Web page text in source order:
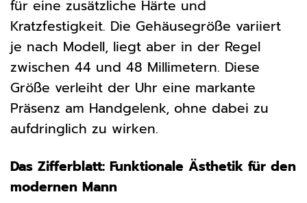
für eine zusätzliche Härte und
Kratzfestigkeit. Die Gehäusegröße variiert
je nach Modell, liegt aber in der Regel
zwischen 44 und 48 Millimetern. Diese
Größe verleiht der Uhr eine markante
Präsenz am Handgelenk, ohne dabei zu
aufdringlich zu wirken.
Das Zifferblatt: Funktionale Ästhetik für den
modernen Mann